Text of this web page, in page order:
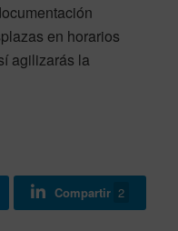
en horarios
agilizarás la
Compartir 2